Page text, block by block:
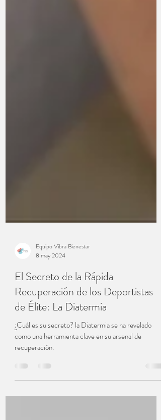
Equipo Vibra Bienestar
8 may 2024
El Secreto de la Rápida
Recuperación de los Deportistas
de Élite: La Diatermia
como una herramienta clave en su arsenal de
recuperación.